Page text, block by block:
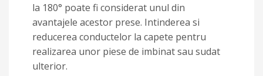
la 180° poate fi considerat unul din
avantajele acestor prese. Intinderea si
reducerea conductelor la capete pentru
realizarea unor piese de imbinat sau sudat
ulterior.